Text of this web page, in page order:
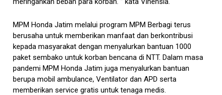
MPM Honda Jatim melalui program MPM Berbagi terus
berusaha untuk memberikan manfaat dan berkontribusi
kepada masyarakat dengan menyalurkan bantuan 1000
paket sembako untuk korban bencana di NTT. Dalam masa
pandemi MPM Honda Jatim juga menyalurkan bantuan
berupa mobil ambulance, Ventilator dan APD serta
memberikan service gratis untuk tenaga medis.